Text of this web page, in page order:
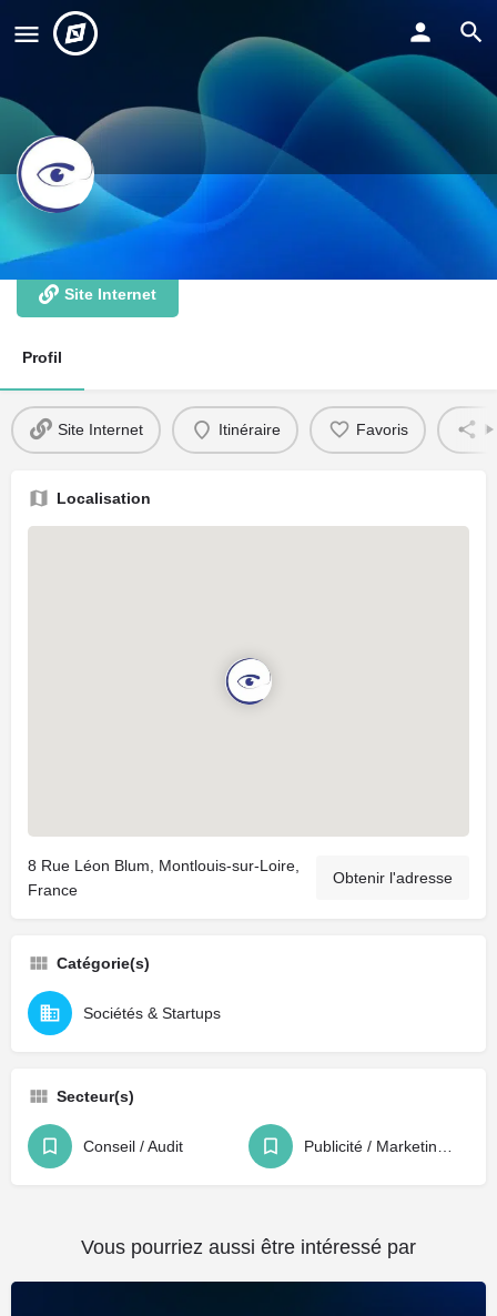
Scribellen
Site Internet
Profil
Site Internet Itinéraire Favoris
Localisation
8 Rue Léon Blum, Montlouis-sur-Loire,
France
Obtenir l'adresse
Catégorie(s)
Sociétés & Startups
Secteur(s)
Conseil / Audit
Vous pourriez aussi être intéressé par